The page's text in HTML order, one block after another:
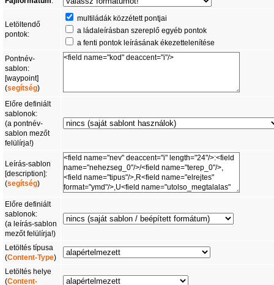
Letöltendő
pontok:
multiládák közzétett pontjai
a ládaleírásban szereplő egyéb pontok
a fenti pontok leírásának ékezettelenítése
Pontnév-
sablon:
[waypoint]
(segítség)
Előre definiált
sablonok:
(a pontnév-
sablon mezőt
felülírja!)
Leírás-sablon
[description]:
(segítség)
Előre definiált
sablonok:
(a leírás-sablon
mezőt felülírja!)
Letöltés típusa
(Content-Type)
Letöltés helye
(Content-